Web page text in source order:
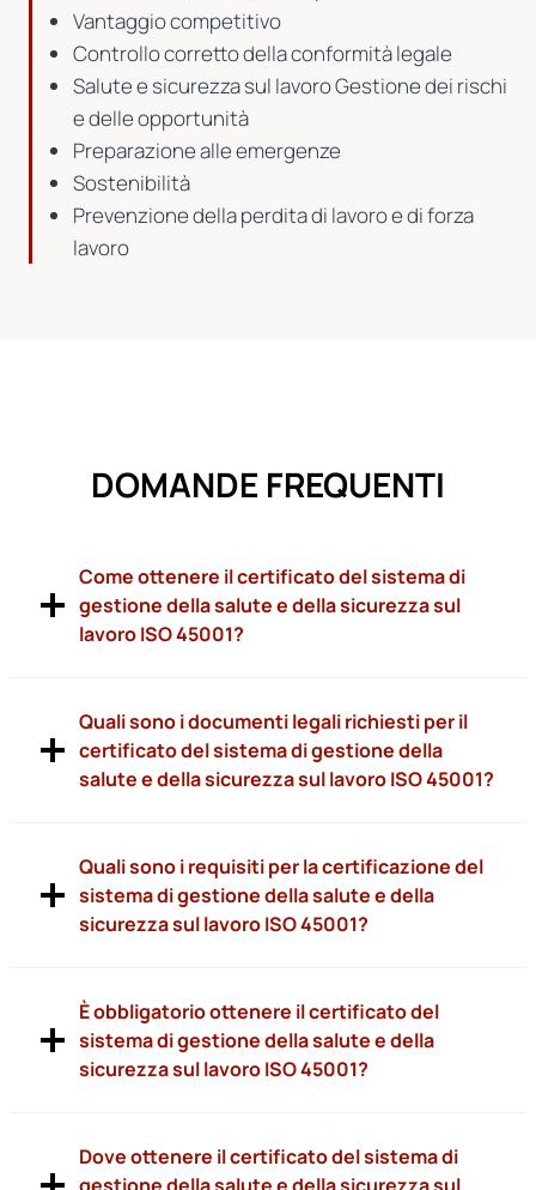
Vantaggio competitivo
Controllo corretto della conformità legale
Salute e sicurezza sul lavoro Gestione dei rischi
e delle opportunità
Preparazione alle emergenze
Sostenibilità
Prevenzione della perdita di lavoro e di forza
lavoro
DOMANDE FREQUENTI
Come ottenere il certificato del sistema di
gestione della salute e della sicurezza sul
lavoro ISO 45001?
Quali sono i documenti legali richiesti per il
certificato del sistema di gestione della
salute e della sicurezza sul lavoro ISO 45001?
Quali sono i requisiti per la certificazione del
sistema di gestione della salute e della
sicurezza sul lavoro ISO 45001?
È obbligatorio ottenere il certificato del
sistema di gestione della salute e della
sicurezza sul lavoro ISO 45001?
Dove ottenere il certificato del sistema di